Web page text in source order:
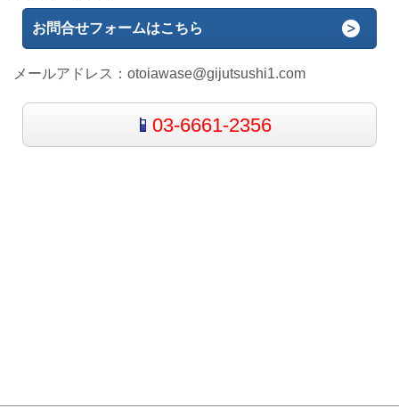
お問合せフォームはこちら
メールアドレス： otoiawase@gijutsushi1.com
03-6661-2356